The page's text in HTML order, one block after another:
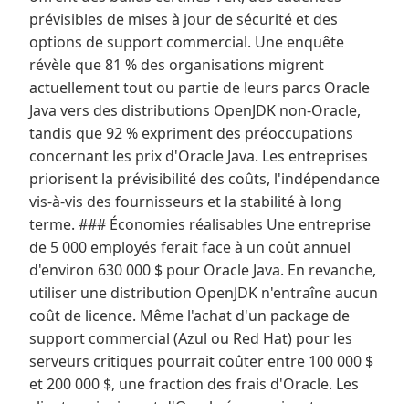
prévisibles de mises à jour de sécurité et des
options de support commercial. Une enquête
révèle que 81 % des organisations migrent
actuellement tout ou partie de leurs parcs Oracle
Java vers des distributions OpenJDK non-Oracle,
tandis que 92 % expriment des préoccupations
concernant les prix d'Oracle Java. Les entreprises
priorisent la prévisibilité des coûts, l'indépendance
vis-à-vis des fournisseurs et la stabilité à long
terme. ### Économies réalisables Une entreprise
de 5 000 employés ferait face à un coût annuel
d'environ 630 000 $ pour Oracle Java. En revanche,
utiliser une distribution OpenJDK n'entraîne aucun
coût de licence. Même l'achat d'un package de
support commercial (Azul ou Red Hat) pour les
serveurs critiques pourrait coûter entre 100 000 $
et 200 000 $, une fraction des frais d'Oracle. Les